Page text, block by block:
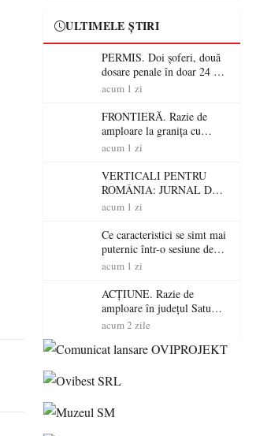
ULTIMELE ȘTIRI
PERMIS. Doi șoferi, două
dosare penale în doar 24 de
ore la Petea! Unul avea
nu a avut niciodată permis
acum 1 zi
FRONTIERĂ. Razie de
amploare la granița cu
Ungaria! 800 de persoane și
verificate
acum 1 zi
VERTICALI PENTRU
ROMÂNIA: JURNAL DE
CĂLĂTORIE FIJET
acum 1 zi
Ce caracteristici se simt mai
puternic într-o sesiune de
distracție la sloturi online:
RTP?
acum 1 zi
ACȚIUNE. Razie de
amploare în județul Satu
Mare! Polițiștii au dat sute
șoferi fără permis într-o
acum 2 zile